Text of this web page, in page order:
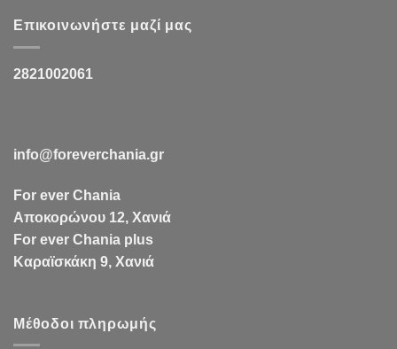
Επικοινωνήστε μαζί μας
2821002061
info@foreverchania.gr
For ever Chania
Αποκορώνου 12, Χανιά
For ever Chania plus
Καραϊσκάκη 9, Χανιά
Μέθοδοι πληρωμής